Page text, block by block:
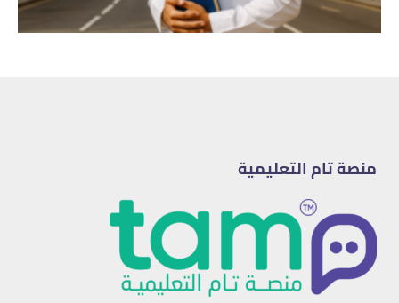
منصة تام التعليمية